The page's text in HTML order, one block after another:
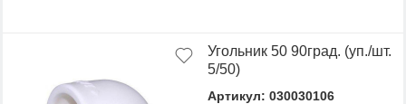
Угольник 50 90град. (уп./шт.
5/50)
Артикул: 030030106